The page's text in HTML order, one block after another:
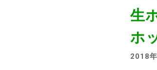
生
ホ
2018